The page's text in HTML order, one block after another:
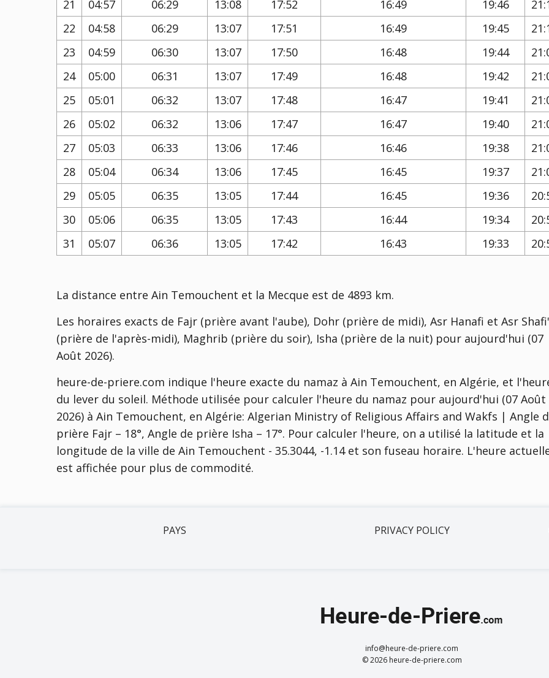
21
04:57 06:29 13:08 17:52 16:49 19:46
22
04:58 06:29 13:07 17:51 16:49 19:45
23
04:59 06:30 13:07 17:50 16:48 19:44
24
05:00 06:31 13:07 17:49 16:48 19:42
25
05:01 06:32 13:07 17:48 16:47 19:41
26
05:02 06:32 13:06 17:47 16:47 19:40
27
05:03 06:33 13:06 17:46 16:46 19:38
28
05:04 06:34 13:06 17:45 16:45 19:37
29
05:05 06:35 13:05 17:44 16:45 19:36
30
05:06 06:35 13:05 17:43 16:44 19:34
31
05:07 06:36 13:05 17:42 16:43 19:33
La distance entre Ain Temouchent et la Mecque est de 4893 km.
Les horaires exacts de Fajr (prière avant l'aube), Dohr (prière de midi), Asr Hanafi et Asr
(prière de l'après-midi), Maghrib (prière du soir), Isha (prière de la nuit) pour aujourd'hui (07
Août 2026).
heure-de-priere.com indique l'heure exacte du namaz à Ain Temouchent, en Algérie, et
du lever du soleil. Méthode utilisée pour calculer l'heure du namaz pour aujourd'hui (07 Août
2026) à Ain Temouchent, en Algérie: Algerian Ministry of Religious Affairs and Wakfs | Angle
prière Fajr – 18°, Angle de prière Isha – 17°. Pour calculer l'heure, on a utilisé la latitude et la
longitude de la ville de Ain Temouchent - 35.3044, -1.14 et son fuseau horaire. L'heure
est affichée pour plus de commodité.
PAYS PRIVACY POLICY
info@heure-de-priere.com
© 2026 heure-de-priere.com